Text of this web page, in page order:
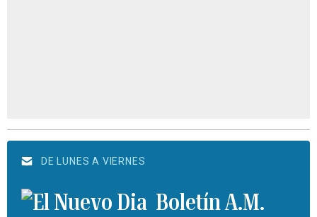
DE LUNES A VIERNES
Boletín A.M.